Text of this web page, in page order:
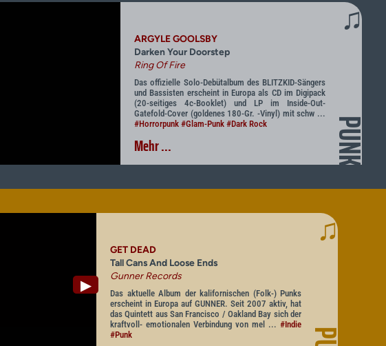
♫
PUNK
ARGYLE GOOLSBY
Darken Your Doorstep
Ring Of Fire
Das offizielle Solo-Debütalbum des BLITZKID-Sängers
und Bassisten erscheint in Europa als CD im Digipack
(20-seitiges 4c-Booklet) und LP im Inside-Out-
Gatefold-Cover (goldenes 180-Gr. -Vinyl) mit schw ...
#Horrorpunk #Glam-Punk #Dark Rock
Mehr ...
▶
♫
GET DEAD
Tall Cans And Loose Ends
Gunner Records
Das aktuelle Album der kalifornischen (Folk-) Punks
erscheint in Europa auf GUNNER. Seit 2007 aktiv, hat
das Quintett aus San Francisco / Oakland Bay sich der
kraftvoll- emotionalen Verbindung von mel ... #Indie
#Punk